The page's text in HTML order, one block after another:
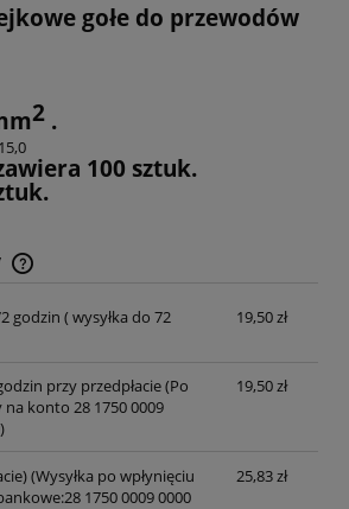
gołe do przewodów
2 .
15,0
100 sztuk.
kosztów płatności
godzin ( wysyłka do 72
19,50 zł
przy przedpłacie(Po
konto 28 1750 0009
19,50 zł
(Wysyłka po wpłynięciu
1750 0009 0000
25,83 zł